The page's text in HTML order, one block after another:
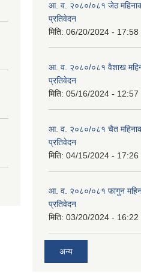
आ. व. २०८०/०८१ जेठ
प्रतिवेदन
मिति: 06/20/2024 - 17:58
आ. व. २०८०/०८१ वैशाख
प्रतिवेदन
मिति: 05/16/2024 - 12:57
आ. व. २०८०/०८१ चैत
प्रतिवेदन
मिति: 04/15/2024 - 17:26
आ. व. २०८०/०८१ फागुन
प्रतिवेदन
मिति: 03/20/2024 - 16:22
अन्य